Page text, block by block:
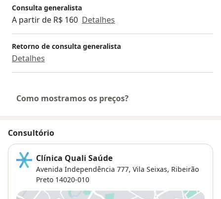
Consulta generalista
A partir de R$ 160 Detalhes
Retorno de consulta generalista
Detalhes
Como mostramos os preços?
Consultório
Clínica Quali Saúde
Avenida Independência 777, Vila Seixas, Ribeirão
Preto 14020-010